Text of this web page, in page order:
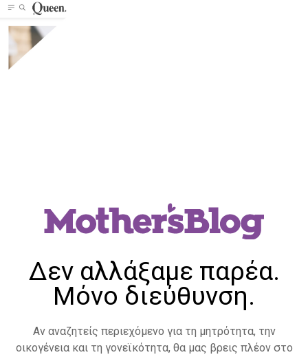
Δεν αλλάξαμε παρέα.
Μόνο διεύθυνση.
Αν αναζητείς περιεχόμενο για τη μητρότητα, την
οικογένεια και τη γονεϊκότητα, θα μας βρεις πλέον στο